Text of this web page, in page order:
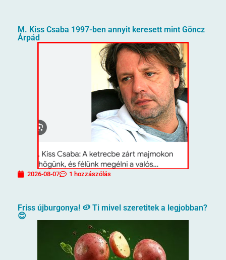
M. Kiss Csaba 1997-ben annyit keresett mint Göncz
Árpád
2026-08-07 1 hozzászólás
Friss újburgonya! 🥔 Ti mivel szeretitek a legjobban?
😊